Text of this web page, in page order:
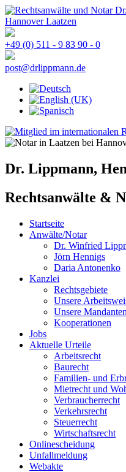
+49 (0) 511 - 9 83 90 - 0
post@drlippmann.de
Dr. Lippmann,
Rechtsanwälte &
Startseite
Anwälte/Notar
Dr. Winfried
Jörn Hennigs
Daria Antonenko
Kanzlei
Rechtsgebiete
Unsere
Unsere Mandanten
Kooperationen
Jobs
Aktuelle Urteile
Arbeitsrecht
Baurecht
Familien- und
Mietrecht und
Verbraucherrecht
Verkehrsrecht
Steuerrecht
Wirtschaftsrecht
Onlinescheidung
Unfallmeldung
Webakte